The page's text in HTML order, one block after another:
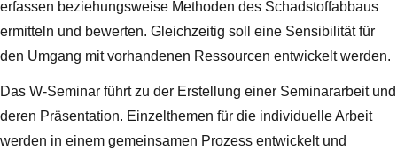
erfassen beziehungsweise Methoden des Schadstoffabbaus
ermitteln und bewerten. Gleichzeitig soll eine Sensibilität für
den Umgang mit vorhandenen Ressourcen entwickelt werden.
Das W-Seminar führt zu der Erstellung einer Seminararbeit und
deren Präsentation. Einzelthemen für die individuelle Arbeit
werden in einem gemeinsamen Prozess entwickelt und